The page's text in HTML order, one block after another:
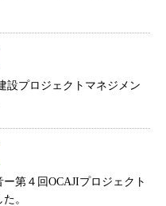
設プロジェクトマネジメン
第４回OCAJIプロジェクト
。